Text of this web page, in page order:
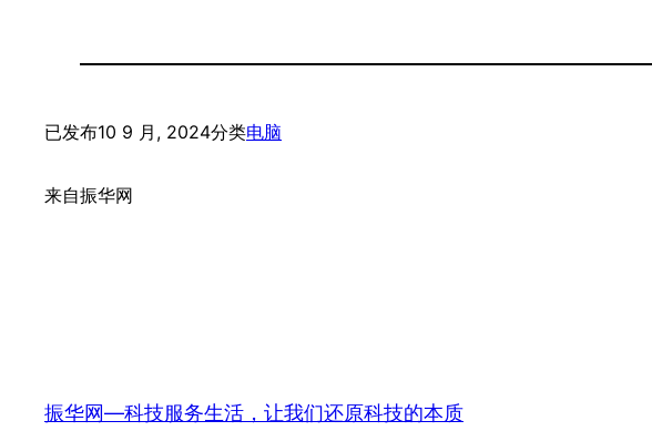
已发布10 9 月, 2024分类电脑
来自振华网
振华网—科技服务生活，让我们还原科技的本质